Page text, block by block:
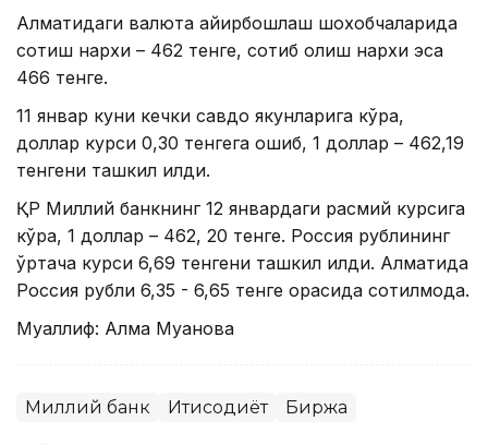
Алматидаги валюта айирбошлаш шохобчаларида
сотиш нархи – 462 тенге, сотиб олиш нархи эса
466 тенге.
11 январ куни кечки савдо якунларига кўра,
доллар курси 0,30 тенгега ошиб, 1 доллар – 462,19
тенгени ташкил қилди.
ҚР Миллий банкнинг 12 январдаги расмий курсига
кўра, 1 доллар – 462, 20 тенге. Россия рублининг
ўртача курси 6,69 тенгени ташкил қилди. Алматида
Россия рубли 6,35 - 6,65 тенге орасида сотилмоқда.
Муаллиф: Алма Муқанова
Миллий банк Иқтисодиёт Биржа